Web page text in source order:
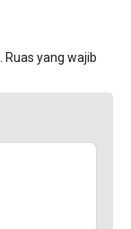
Ruas yang wajib